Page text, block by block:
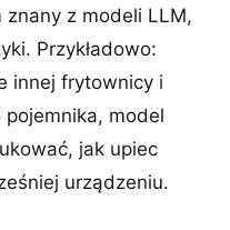
znany z modeli LLM,
Przykładowo:
innej frytownicy i
model
jak upiec
urządzeniu.